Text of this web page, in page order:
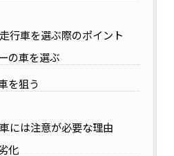
行車を選ぶ際のポイント
の車を選ぶ
を狙う
には注意が必要な理由
化